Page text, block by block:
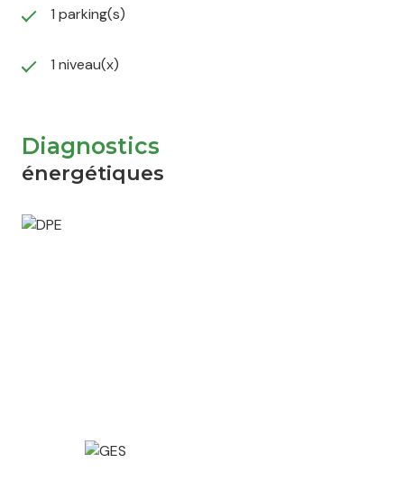
1 parking(s)
1 niveau(x)
Diagnostics
énergétiques